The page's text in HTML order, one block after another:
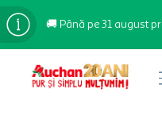
🚚 Până pe 31 august